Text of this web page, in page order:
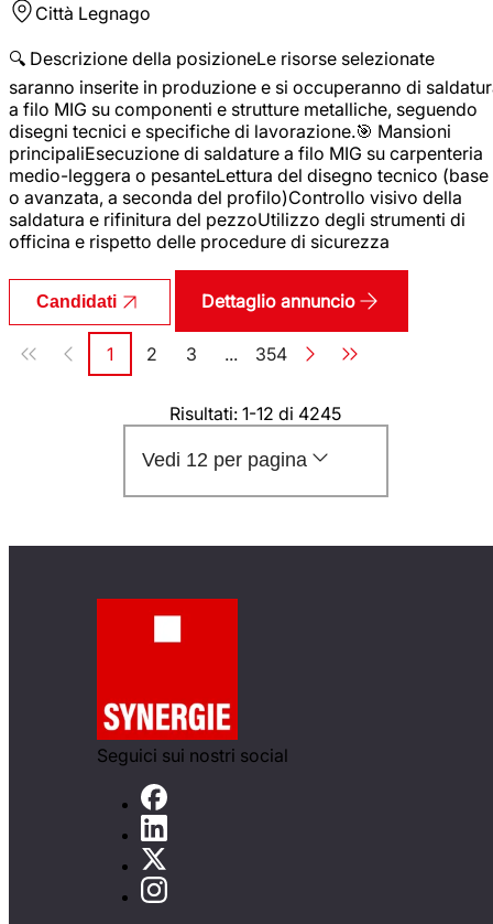
Città Legnago
🔍 Descrizione della posizioneLe risorse selezionate
saranno inserite in produzione e si occuperanno di
a filo MIG su componenti e strutture metalliche, seguendo
disegni tecnici e specifiche di lavorazione.🎯 Mansioni
principaliEsecuzione di saldature a filo MIG su carpenteria
medio-leggera o pesanteLettura del disegno tecnico (base
o avanzata, a seconda del profilo)Controllo visivo della
saldatura e rifinitura del pezzoUtilizzo degli strumenti di
officina e rispetto delle procedure di sicurezza
Candidati Dettaglio annuncio
Paginazione
Pagina
1 Pagina
2 Pagina
3 ... Pagina
354
Risultati: 1-12 di 4245
Vedi 12 per pagina
Seguici sui nostri social